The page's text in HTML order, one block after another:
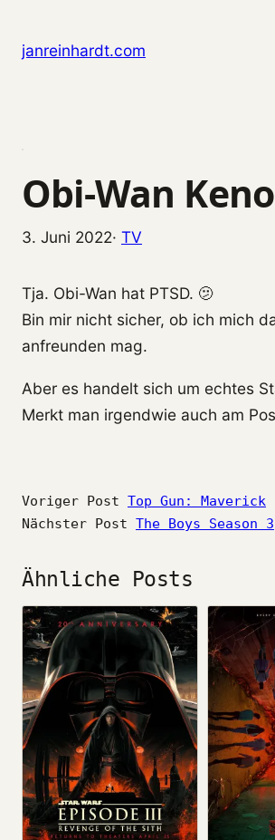
janreinhardt.com
Obi-Wan
3. Juni 2022· TV
Tja. Obi-Wan hat PTSD. 🫤
Bin mir nicht sicher, ob ich mich
anfreunden mag.
Aber es handelt sich um echtes
Merkt man irgendwie auch am
Voriger Post Top Gun: Maverick
Nächster Post The Boys Season 3
Ähnliche Posts